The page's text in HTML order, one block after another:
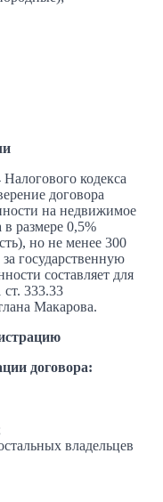
кодекса
договора
на недвижимое
размере 0,5%
но не менее 300
государственную
составляет для
333.33
Макарова.
договора:
владельцев